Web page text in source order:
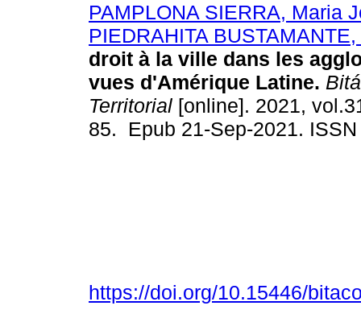
PAMPLONA SIERRA, Maria
PIEDRAHITA
droit à la ville dans les
vues d'Amérique Latine.
Territorial [online]. 2021,
85. Epub 21-Sep-2021.
https://doi.org/10.15446/